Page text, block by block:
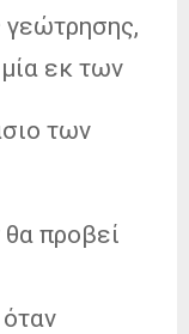
γεώτρησης,
εκ των
των
προβεί